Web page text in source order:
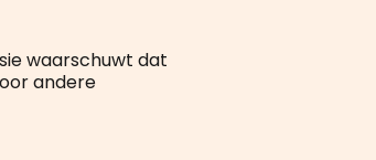
waarschuwt dat
andere